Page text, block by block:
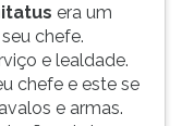
era um
chefe.
e lealdade.
chefe e este se
e armas.